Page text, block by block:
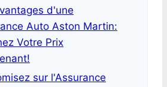
d'une
Auto Aston Martin:
Votre Prix
sur l'Assurance